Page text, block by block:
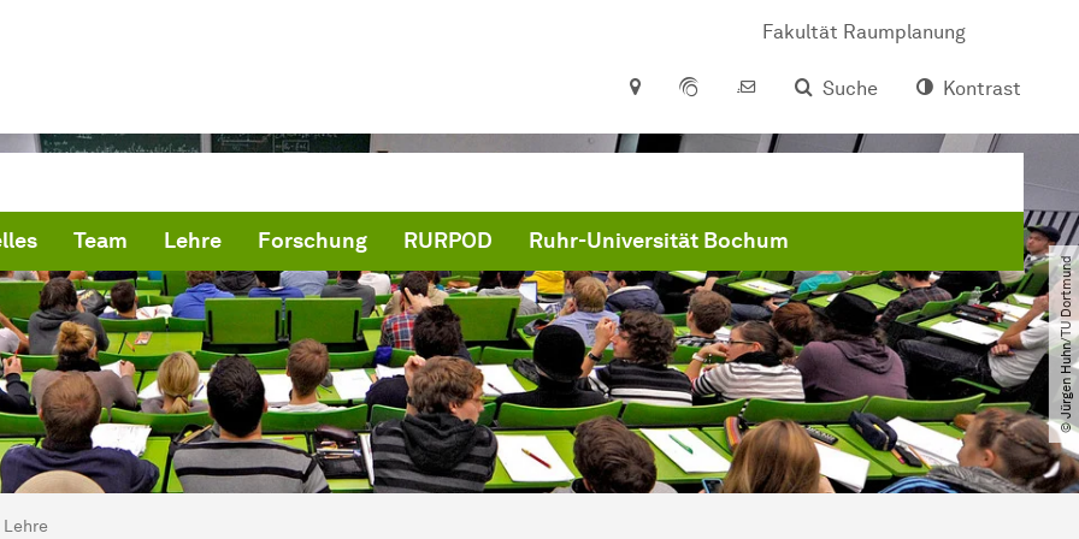
Fakultät Raumplanung
Suche
Kontrast
Team Lehre Forschung RURPOD Ruhr-Universität Bochum
© Jürgen Huhn​/​TU Dortmund
hier:
Lehre